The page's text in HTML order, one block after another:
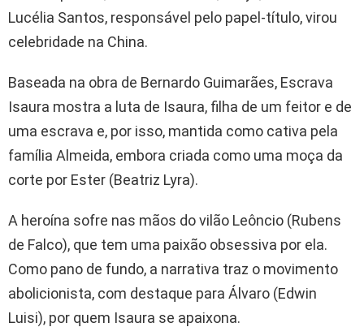
Lucélia Santos, responsável pelo papel-título, virou
celebridade na China.
Baseada na obra de Bernardo Guimarães, Escrava
Isaura mostra a luta de Isaura, filha de um feitor e de
uma escrava e, por isso, mantida como cativa pela
família Almeida, embora criada como uma moça da
corte por Ester (Beatriz Lyra).
A heroína sofre nas mãos do vilão Leôncio (Rubens
de Falco), que tem uma paixão obsessiva por ela.
Como pano de fundo, a narrativa traz o movimento
abolicionista, com destaque para Álvaro (Edwin
Luisi), por quem Isaura se apaixona.